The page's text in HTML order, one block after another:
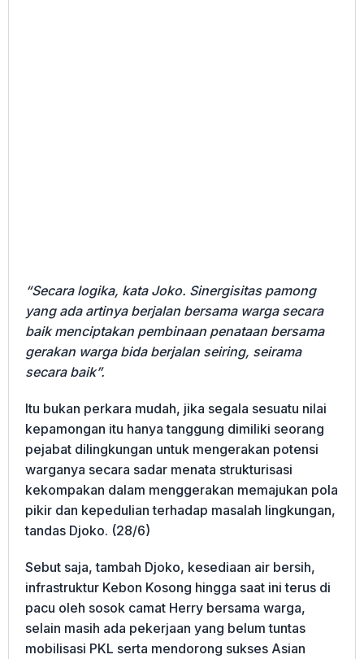
“Secara logika, kata Joko. Sinergisitas pamong
yang ada artinya berjalan bersama warga secara
baik menciptakan pembinaan penataan bersama
gerakan warga bida berjalan seiring, seirama
secara baik”.
Itu bukan perkara mudah, jika segala sesuatu nilai
kepamongan itu hanya tanggung dimiliki seorang
pejabat dilingkungan untuk mengerakan potensi
warganya secara sadar menata strukturisasi
kekompakan dalam menggerakan memajukan pola
pikir dan kepedulian terhadap masalah lingkungan,
tandas Djoko. (28/6)
Sebut saja, tambah Djoko, kesediaan air bersih,
infrastruktur Kebon Kosong hingga saat ini terus di
pacu oleh sosok camat Herry bersama warga,
selain masih ada pekerjaan yang belum tuntas
mobilisasi PKL serta mendorong sukses Asian